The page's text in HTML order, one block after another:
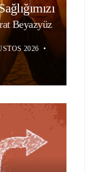
Beyazyüz
2026 •